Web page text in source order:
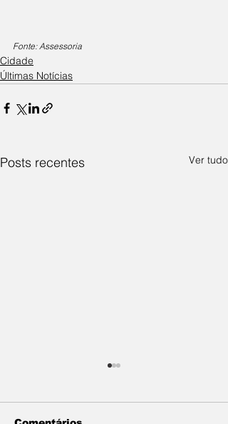
Fonte: Assessoria
Cidade
Últimas Notícias
Posts recentes Ver tudo